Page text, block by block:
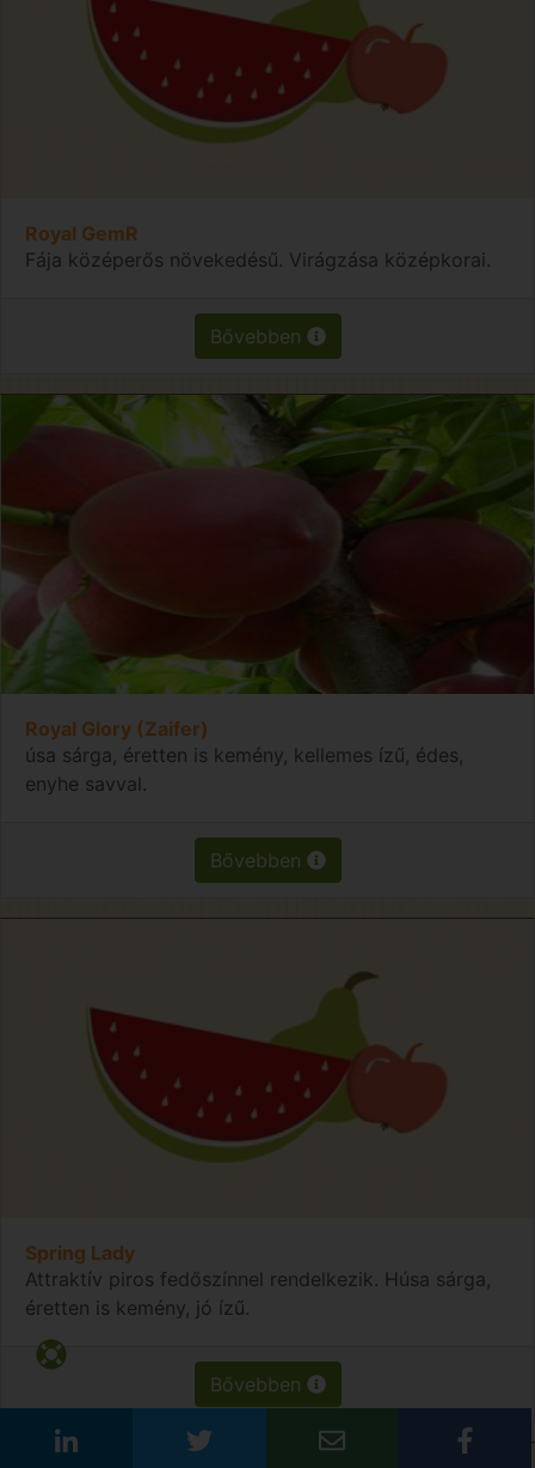
Royal GemR
Fája középerős növekedésű. Virágzása középkorai.
Bővebben
Royal Glory (Zaifer)
úsa sárga, éretten is kemény, kellemes ízű, édes,
enyhe savval.
Bővebben
Spring Lady
Attraktív piros fedőszínnel rendelkezik. Húsa sárga,
éretten is kemény, jó ízű.
Bővebben